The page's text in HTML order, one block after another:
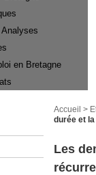
en Bretagne
Accueil >
durée et
Les